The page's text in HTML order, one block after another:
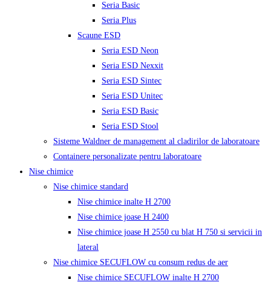
Seria Basic
Seria Plus
Scaune ESD
Seria ESD Neon
Seria ESD Nexxit
Seria ESD Sintec
Seria ESD Unitec
Seria ESD Basic
Seria ESD Stool
Sisteme Waldner de management al cladirilor de laboratoare
Containere personalizate pentru laboratoare
Nise chimice
Nise chimice standard
Nise chimice inalte H 2700
Nise chimice joase H 2400
Nise chimice joase H 2550 cu blat H 750 si servicii in
lateral
Nise chimice SECUFLOW cu consum redus de aer
Nise chimice SECUFLOW inalte H 2700